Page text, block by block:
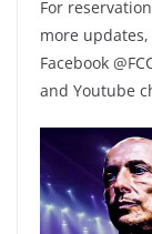
For
more
Facebook
and Youtube